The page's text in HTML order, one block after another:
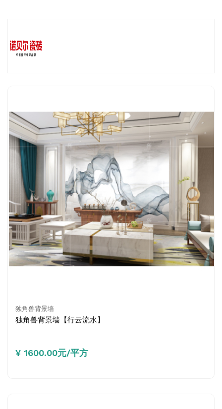
独角兽背景墙
独角兽背景墙【行云流水】
¥ 1600.00元/平方